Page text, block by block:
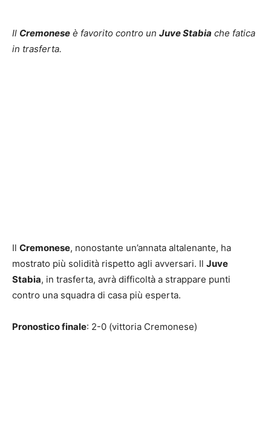
Il Cremonese è favorito contro un Juve Stabia che fatica
in trasferta.
Il Cremonese, nonostante un’annata altalenante, ha
mostrato più solidità rispetto agli avversari. Il Juve
Stabia, in trasferta, avrà difficoltà a strappare punti
contro una squadra di casa più esperta.
Pronostico finale: 2-0 (vittoria Cremonese)